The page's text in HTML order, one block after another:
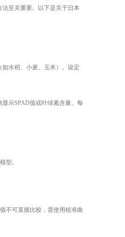
至关重要。以下是关于日本
水稻、小麦、玉米）。设定
示SPAD值或叶绿素含量。每
型。
不可直接比较，需使用校准曲